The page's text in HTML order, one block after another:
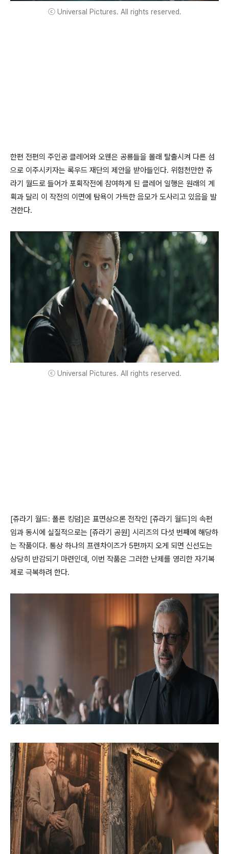
ⓒ Universal Pictures. All rights reserved.
한편 전편의 주인공 클레어와 오웬은 공룡들을 몰래 탈출시켜 다른 섬
으로 이주시키자는 록우드 재단의 제안을 받아들인다. 위험천만한 쥬
라기 월드로 들어가 포획작전에 참여하게 된 클레어 일행은 원래의 계
획과 달리 이 작전의 이면에 탐욕이 가득한 음모가 도사리고 있음을 발
견한다.
ⓒ Universal Pictures. All rights reserved.
[쥬라기 월드: 폴른 킹덤]은 표면상으론 전작인 [쥬라기 월드]의 속편
임과 동시에 실질적으로는 [쥬라기 공원] 시리즈의 다섯 번째에 해당하
는 작품이다. 통상 하나의 프렌차이즈가 5편까지 오게 되면 신선도는
상당히 반감되기 마련인데, 이번 작품은 그러한 난제를 영리한 자기복
제로 극복하려 한다.